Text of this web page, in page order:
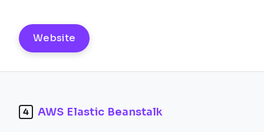
Website
4 AWS Elastic Beanstalk